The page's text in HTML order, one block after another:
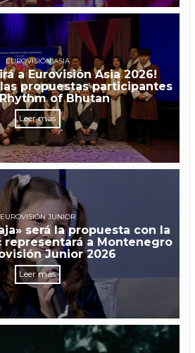
EUROVISIÓN ASIA
a Eurovisión Asia 2026!
propuestas participantes
of Bhutan
Leer más
EUROVISIÓN JUNIOR
será la propuesta con la
representará a Montenegro
Junior 2026
Leer más